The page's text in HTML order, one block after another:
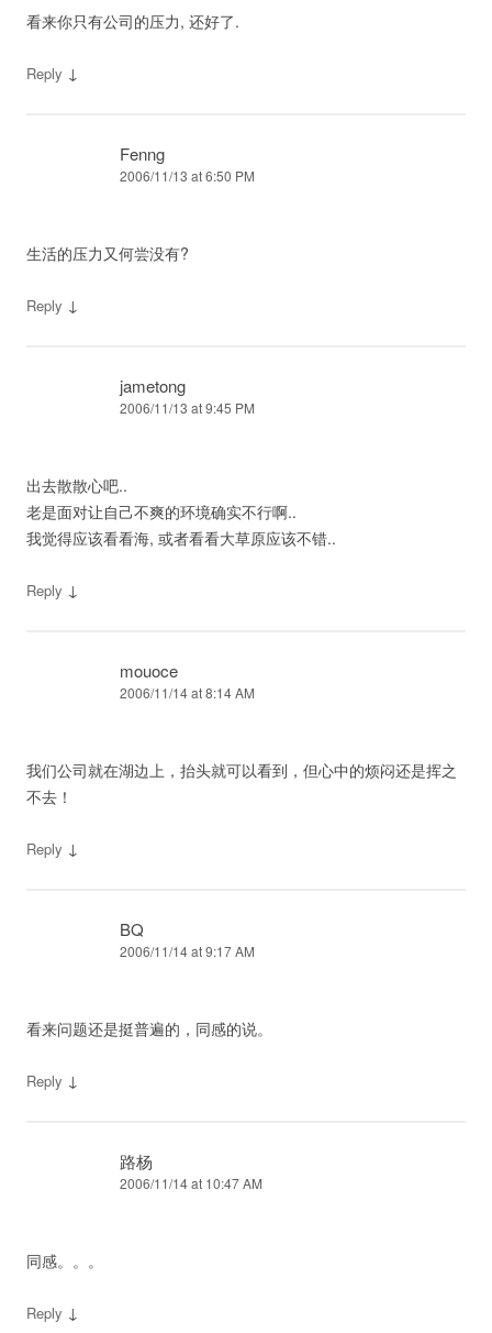
看来你只有公司的压力, 还好了.
Reply ↓
Fenng
2006/11/13 at 6:50 PM
生活的压力又何尝没有?
Reply ↓
jametong
2006/11/13 at 9:45 PM
出去散散心吧..
老是面对让自己不爽的环境确实不行啊..
我觉得应该看看海, 或者看看大草原应该不错..
Reply ↓
mouoce
2006/11/14 at 8:14 AM
我们公司就在湖边上，抬头就可以看到，但心中的烦闷还是挥之
不去！
Reply ↓
BQ
2006/11/14 at 9:17 AM
看来问题还是挺普遍的，同感的说。
Reply ↓
路杨
2006/11/14 at 10:47 AM
同感。。。
Reply ↓